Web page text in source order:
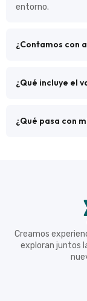
entorno.
¿Contamos con
¿Qué incluye el
¿Qué pasa con
Creamos
exploran juntos